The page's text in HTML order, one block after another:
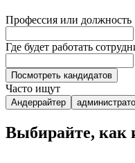
Профессия или должность
Где будет работать
Посмотреть кандидатов
Часто ищут
Андеррайтер
Выбирайте, как